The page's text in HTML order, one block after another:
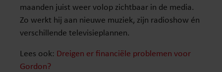
maanden juist weer volop zichtbaar in de media.
Zo werkt hij aan nieuwe muziek, zijn radioshow én
verschillende televisieplannen.
Lees ook: Dreigen er financiële problemen voor
Gordon?